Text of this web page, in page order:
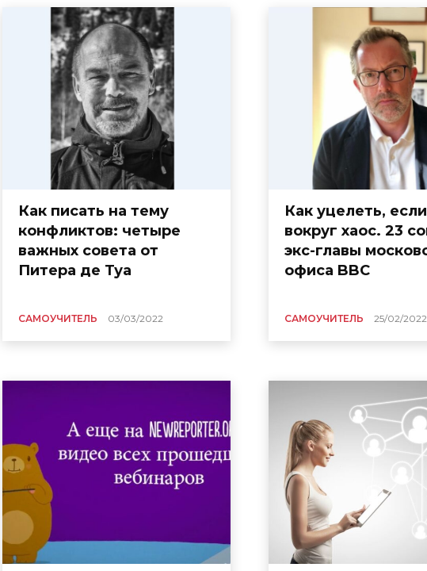
Как писать на тему
конфликтов: четыре
важных совета от
Питера де Туа
САМОУЧИТЕЛЬ 03/03/2022
Как уцелеть, если
вокруг хаос. 23
экс-главы
офиса BBC
САМОУЧИТЕЛЬ 25/02/2022